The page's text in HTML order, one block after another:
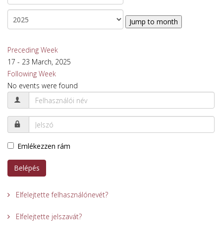
Jump to month
Preceding Week
17 - 23 March, 2025
Following Week
No events were found
Emlékezzen rám
Belépés
Elfelejtette felhasználónevét?
Elfelejtette jelszavát?